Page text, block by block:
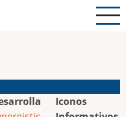
Iconos